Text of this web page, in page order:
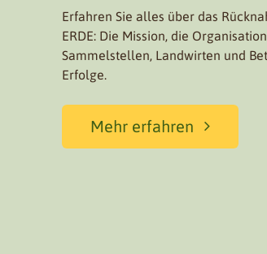
Erfahren Sie alles über das
ERDE: Die Mission, die
Sammelstellen, Landwirten und
Erfolge.
Mehr erfahren